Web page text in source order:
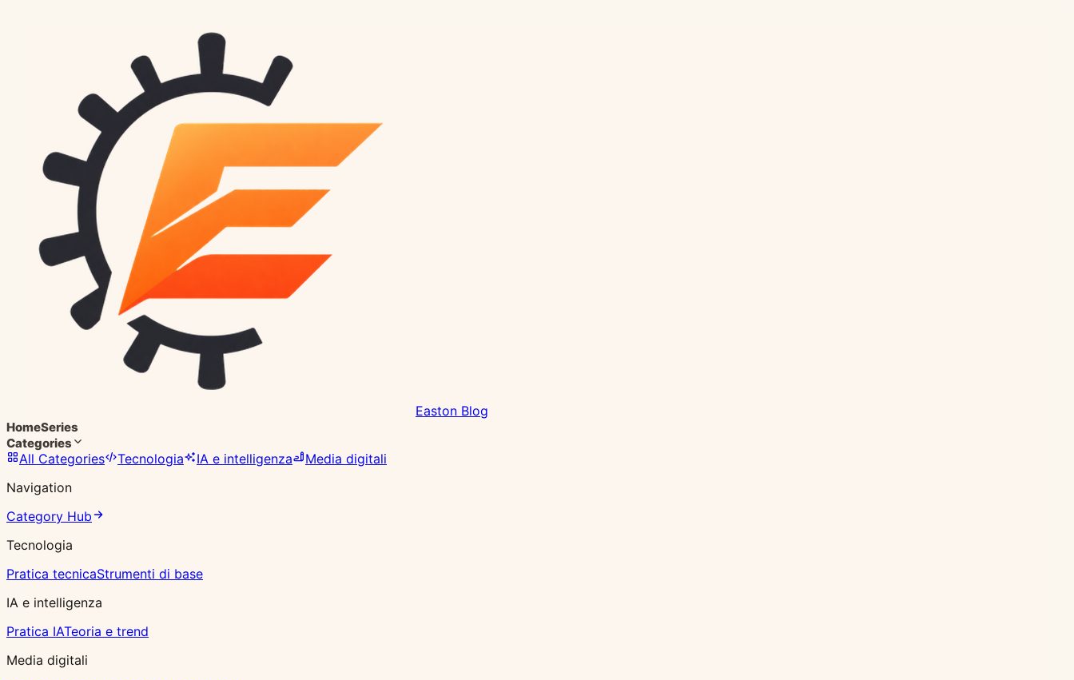
Easton Blog
HomeSeries
Categories
All Categories Tecnologia IA e intelligenza
Media digitali
Navigation
Category Hub
Tecnologia
Pratica tecnicaStrumenti di base
IA e intelligenza
Pratica IATeoria e trend
Media digitali